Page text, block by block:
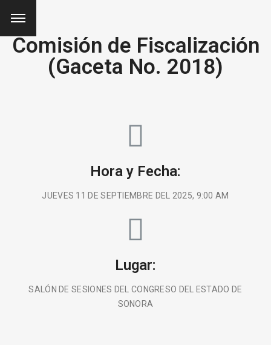
Comisión de Fiscalización
(Gaceta No. 2018)
Hora y Fecha:
JUEVES 11 DE SEPTIEMBRE DEL 2025, 9:00 AM
Lugar:
SALÓN DE SESIONES DEL CONGRESO DEL ESTADO DE
SONORA